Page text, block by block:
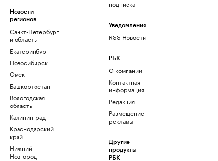
Новости
регионов
Санкт-Петербург
и область
Екатеринбург
Новосибирск
Омск
Башкортостан
Вологодская
область
Калининград
Краснодарский
край
Нижний
Новгород
подписка
Уведомления
RSS Новости
РБК
О компании
Контактная
информация
Редакция
Размещение
рекламы
Другие
продукты
РБК